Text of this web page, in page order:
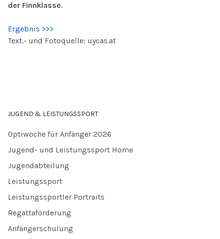
der Finnklasse.
Ergebnis >>>
Text.- und Fotoquelle: uycas.at
JUGEND & LEISTUNGSSPORT
Optiwoche für Anfänger 2026
Jugend- und Leistungssport Home
Jugendabteilung
Leistungssport
Leistungssportler Portraits
Regattaförderung
Anfängerschulung